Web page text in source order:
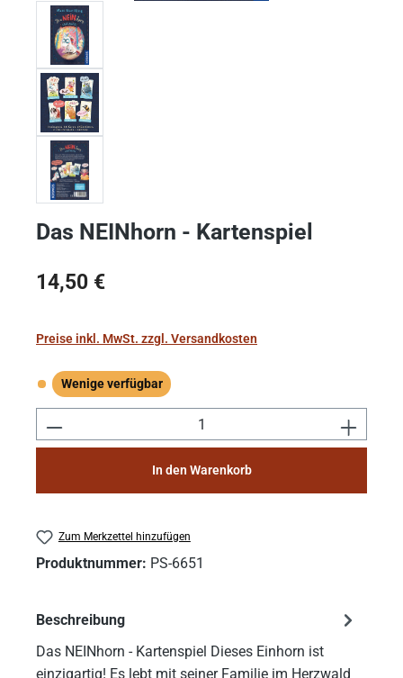
Das NEINhorn - Kartenspiel
Regulärer Preis:
14,50 €
Preise inkl. MwSt. zzgl. Versandkosten
Wenige verfügbar
Wenige verfügbar
Produkt Anzahl: Gib den gewünschten
In den Warenkorb
Zum Merkzettel hinzufügen
Produktnummer: PS-6651
Beschreibung
Das NEINhorn - Kartenspiel Dieses Einhorn ist
einzigartig! Es lebt mit seiner Familie im Herzwald